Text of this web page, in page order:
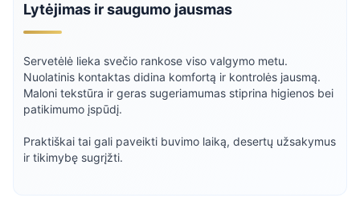
Lytėjimas ir saugumo jausmas
Servetėlė lieka svečio rankose viso valgymo metu.
Nuolatinis kontaktas didina komfortą ir kontrolės jausmą.
Maloni tekstūra ir geras sugeriamumas stiprina higienos bei
patikimumo įspūdį.
Praktiškai tai gali paveikti buvimo laiką, desertų užsakymus
ir tikimybę sugrįžti.